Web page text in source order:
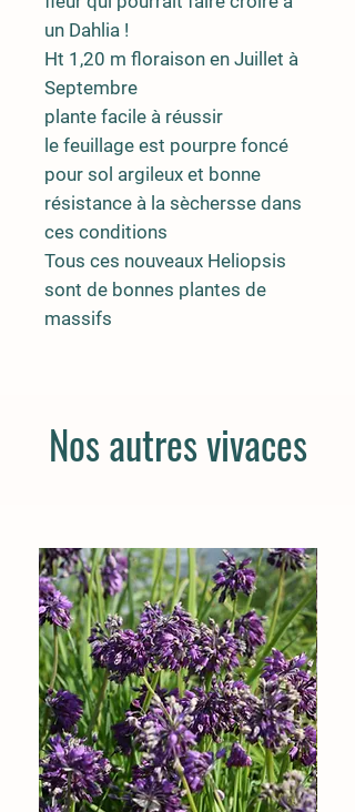
un Dahlia !
Ht 1,20 m floraison en Juillet à
Septembre
plante facile à réussir
le feuillage est pourpre foncé
pour sol argileux et bonne
résistance à la sèchersse dans
ces conditions
Tous ces nouveaux Heliopsis
sont de bonnes plantes de
massifs
Nos autres vivaces